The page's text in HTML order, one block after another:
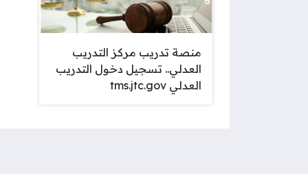
منصة تدريب مركز التدريب
العدلي.. تسجيل دخول التدريب
العدلي tms.jtc.gov